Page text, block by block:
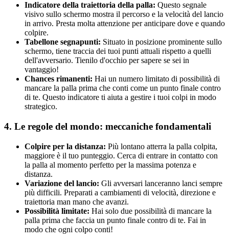
Indicatore della traiettoria della palla: Questo segnale
visivo sullo schermo mostra il percorso e la velocità del lancio
in arrivo. Presta molta attenzione per anticipare dove e quando
colpire.
Tabellone segnapunti: Situato in posizione prominente sullo
schermo, tiene traccia dei tuoi punti attuali rispetto a quelli
dell'avversario. Tienilo d'occhio per sapere se sei in
vantaggio!
Chances rimanenti: Hai un numero limitato di possibilità di
mancare la palla prima che conti come un punto finale contro
di te. Questo indicatore ti aiuta a gestire i tuoi colpi in modo
strategico.
4. Le regole del mondo: meccaniche fondamentali
Colpire per la distanza: Più lontano atterra la palla colpita,
maggiore è il tuo punteggio. Cerca di entrare in contatto con
la palla al momento perfetto per la massima potenza e
distanza.
Variazione del lancio: Gli avversari lanceranno lanci sempre
più difficili. Preparati a cambiamenti di velocità, direzione e
traiettoria man mano che avanzi.
Possibilità limitate: Hai solo due possibilità di mancare la
palla prima che faccia un punto finale contro di te. Fai in
modo che ogni colpo conti!